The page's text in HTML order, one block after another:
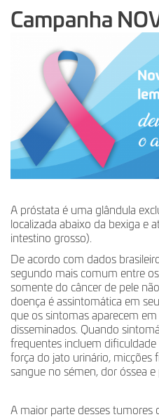
Campanha
A próstata é uma glândula
localizada abaixo da bexiga e
intestino grosso).
De acordo com dados
segundo mais comum entre
somente do câncer de pele
doença é assintomática em
que os sintomas aparecem
disseminados. Quando
frequentes incluem dificuldade
força do jato urinário, micções
sangue no sémen, dor óssea e
A maior parte desses tumores